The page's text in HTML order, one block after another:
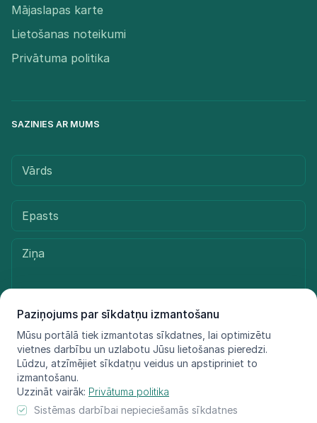
Paziņojums par sīkdatņu izmantošanu
Mūsu portālā tiek izmantotas sīkdatnes, lai optimizētu
vietnes darbību un uzlabotu Jūsu lietošanas pieredzi.
Lūdzu, atzīmējiet sīkdatņu veidus un apstipriniet to
izmantošanu.
Uzzināt vairāk: Privātuma politika
Sistēmas darbībai nepieciešamās sīkdatnes
Mājaslapas karte
Lietošanas noteikumi
Privātuma politika
SAZINIES AR MUMS
Sūtīt ziņu